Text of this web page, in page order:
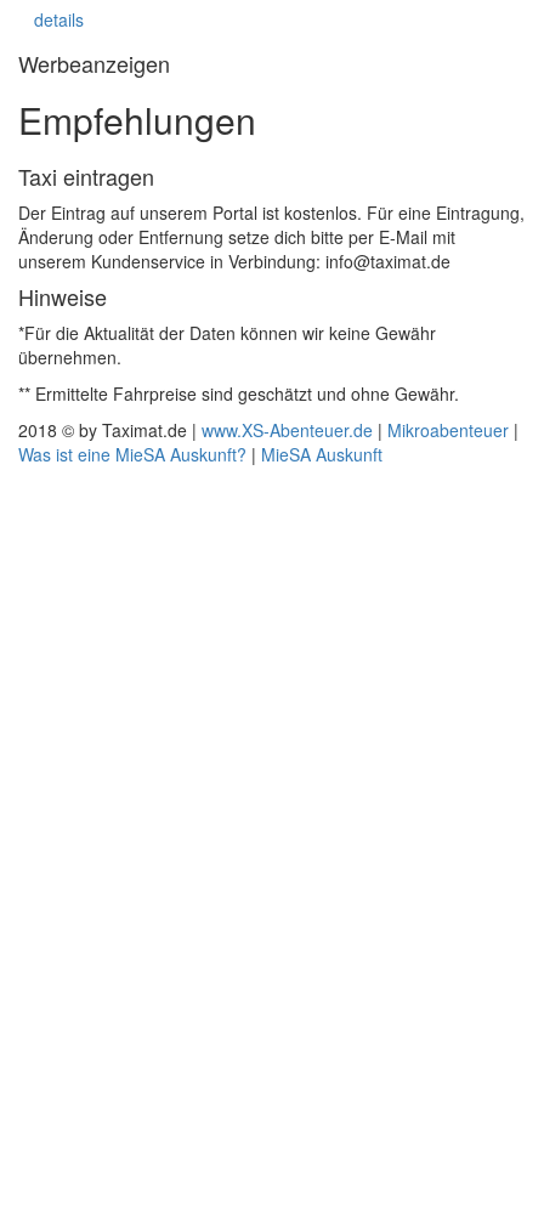
details
Werbeanzeigen
Empfehlungen
Taxi eintragen
Der Eintrag auf unserem Portal ist kostenlos. Für eine Eintragung,
Änderung oder Entfernung setze dich bitte per E-Mail mit
unserem Kundenservice in Verbindung: info@taximat.de
Hinweise
*Für die Aktualität der Daten können wir keine Gewähr
übernehmen.
** Ermittelte Fahrpreise sind geschätzt und ohne Gewähr.
2018 © by Taximat.de | www.XS-Abenteuer.de | Mikroabenteuer |
Was ist eine MieSA Auskunft? | MieSA Auskunft